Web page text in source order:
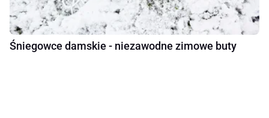
Śniegowce damskie - niezawodne zimowe buty